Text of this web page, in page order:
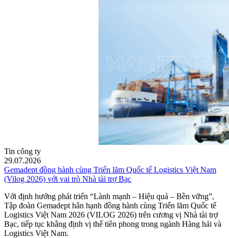
Tin công ty
29.07.2026
Gemadept đồng hành cùng Triển lãm Quốc tế Logistics Việt Nam
(Vilog 2026) với vai trò Nhà tài trợ Bạc
Với định hướng phát triển “Lành mạnh – Hiệu quả – Bền vững”,
Tập đoàn Gemadept hân hạnh đồng hành cùng Triển lãm Quốc tế
Logistics Việt Nam 2026 (VILOG 2026) trên cương vị Nhà tài trợ
Bạc, tiếp tục khẳng định vị thế tiên phong trong ngành Hàng hải và
Logistics Việt Nam.